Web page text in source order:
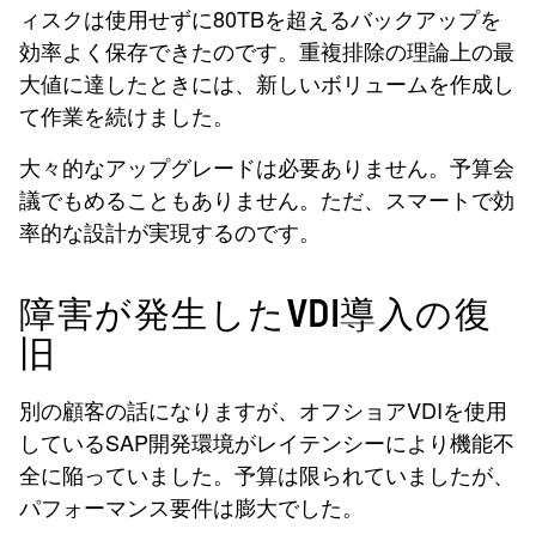
ィスクは使用せずに80TBを超えるバックアップを
効率よく保存できたのです。重複排除の理論上の最
大値に達したときには、新しいボリュームを作成し
て作業を続けました。
大々的なアップグレードは必要ありません。予算会
議でもめることもありません。ただ、スマートで効
率的な設計が実現するのです。
障害が発生したVDI導入の復
旧
別の顧客の話になりますが、オフショアVDIを使用
しているSAP開発環境がレイテンシーにより機能不
全に陥っていました。予算は限られていましたが、
パフォーマンス要件は膨大でした。